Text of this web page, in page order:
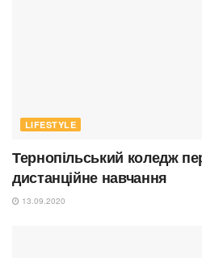
LIFESTYLE
Тернопільський коледж
дистанційне навчання
13.09.2020